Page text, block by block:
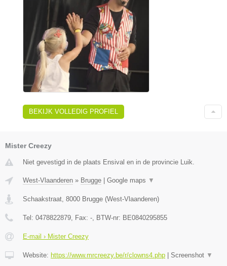
BEKIJK VOLLEDIG PROFIEL
Mister Creezy
Niet gevestigd in de plaats Ensival en in de provincie Luik.
West-Vlaanderen » Brugge Google maps ▼
Schaakstraat, 8000 Brugge (West-Vlaanderen)
Tel: 0478822879, Fax: -, BTW-nr: BE0840295855
E-mail › Mister Creezy
Website: https://www.mrcreezy.be/r/clowns4.php Screenshot ▼